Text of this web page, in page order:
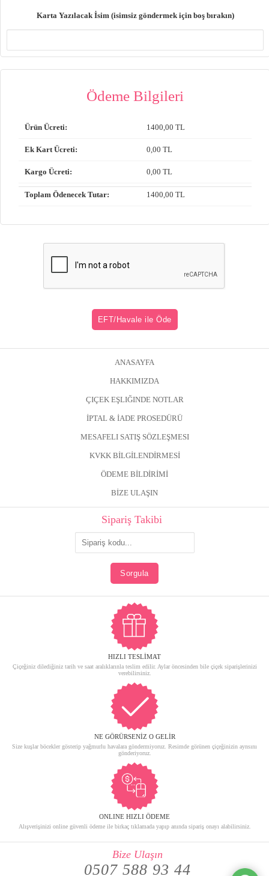
Karta Yazılacak İsim (isimsiz göndermek için boş bırakın)
Ödeme Bilgileri
Ürün Ücreti: 1400 ,00 TL
Ek Kart Ücreti: 0 ,00 TL
Kargo Ücreti: 0 ,00 TL
Toplam Ödenecek Tutar: 1400 ,00 TL
ANASAYFA
HAKKIMIZDA
ÇIÇEK EŞLIĞINDE NOTLAR
İPTAL & İADE PROSEDÜRÜ
MESAFELI SATIŞ SÖZLEŞMESI
KVKK BİLGİLENDİRMESİ
ÖDEME BİLDİRİMİ
BİZE ULAŞIN
Sipariş Takibi
HIZLI TESLİMAT
Çiçeğiniz dilediğiniz tarih ve saat aralıklarınla teslim edilir. Aylar öncesinden bile çiçek siparişlerinizi
verebilirsiniz.
NE GÖRÜRSENİZ O GELİR
Size kuşlar böcekler gösterip yağmurlu havalara göndermiyoruz. Resimde görünen çiçeğinizin aynsını
gönderiyoruz.
ONLINE HIZLI ÖDEME
Alışverişinizi online güvenli ödeme ile birkaç tıklamada yapıp anında sipariş onayı alabilirsiniz.
Bize Ulaşın
0507 588 93 44